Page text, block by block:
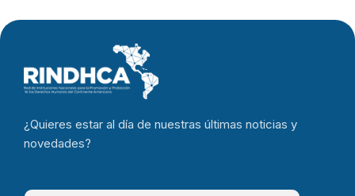
¿Quieres estar al día de nuestras últimas noticias y
novedades?